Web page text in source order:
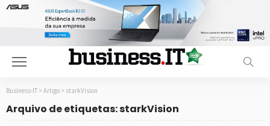
Business-IT > Artigo > starkVision
Arquivo de etiquetas: starkVision